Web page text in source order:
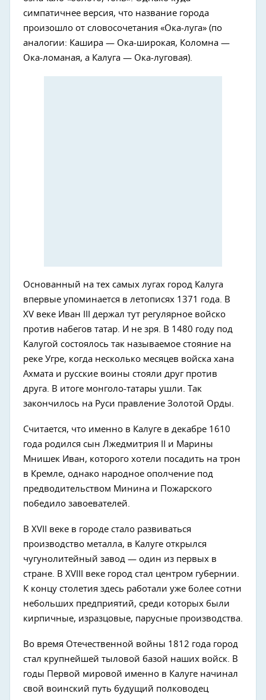
симпатичнее версия, что название города
произошло от словосочетания «Ока-луга» (по
аналогии: Кашира — Ока-широкая, Коломна —
Ока-ломаная, а Калуга — Ока-луговая).
Основанный на тех самых лугах город Калуга
впервые упоминается в летописях 1371 года. В
XV веке Иван III держал тут регулярное войско
против набегов татар. И не зря. В 1480 году под
Калугой состоялось так называемое стояние на
реке Угре, когда несколько месяцев войска хана
Ахмата и русские воины стояли друг против
друга. В итоге монголо-татары ушли. Так
закончилось на Руси правление Золотой Орды.
Считается, что именно в Калуге в декабре 1610
года родился сын Лжедмитрия II и Марины
Мнишек Иван, которого хотели посадить на трон
в Кремле, однако народное ополчение под
предводительством Минина и Пожарского
победило завоевателей.
В XVII веке в городе стало развиваться
производство металла, в Калуге открылся
чугунолитейный завод — один из первых в
стране. В XVIII веке город стал центром губернии.
К концу столетия здесь работали уже более сотни
небольших предприятий, среди которых были
кирпичные, изразцовые, парусные производства.
Во время Отечественной войны 1812 года город
стал крупнейшей тыловой базой наших войск. В
годы Первой мировой именно в Калуге начинал
свой воинский путь будущий полководец